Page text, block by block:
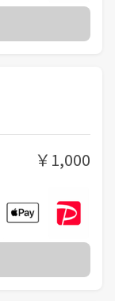
￥1,000